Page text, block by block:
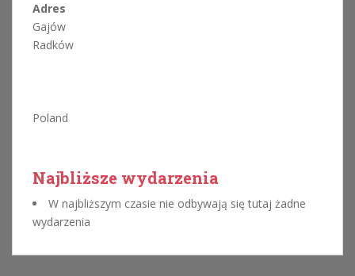
Adres
Gajów
Radków
Poland
Najbliższe wydarzenia
W najbliższym czasie nie odbywają się tutaj żadne
wydarzenia